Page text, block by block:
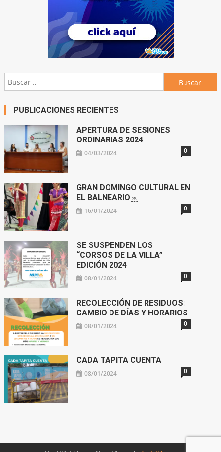
Buscar:
PUBLICACIONES RECIENTES
APERTURA DE SESIONES
ORDINARIAS 2024
04/03/2024 0
GRAN DOMINGO CULTURAL EN
EL BALNEARIO￼
16/01/2024 0
SE SUSPENDEN LOS
“CORSOS DE LA VILLA”
EDICIÓN 2024
08/01/2024 0
RECOLECCIÓN DE RESIDUOS:
CAMBIO DE DÍAS Y HORARIOS
08/01/2024 0
CADA TAPITA CUENTA
08/01/2024 0